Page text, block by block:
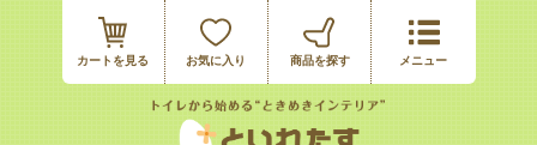
カートを見る お気に入り